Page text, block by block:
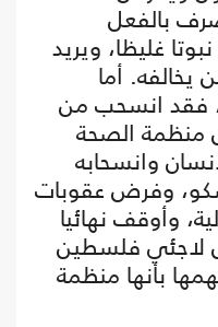
بالفعل
غليظا، ويريد
أما
فقد انسحب من
منظمة الصحة
وانسحابه
وفرض عقوبات
وأوقف نهائيا
لاجئي فلسطين
بأنها منظمة